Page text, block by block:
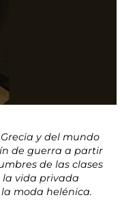
y del mundo
de guerra a partir
de las clases
vida privada
moda helénica.